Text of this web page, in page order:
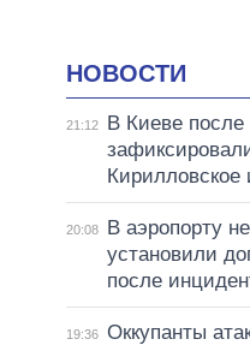
НОВОСТИ
21:12
В Киеве после
20:08
В аэропорту
установили
после
19:36 Оккупанты